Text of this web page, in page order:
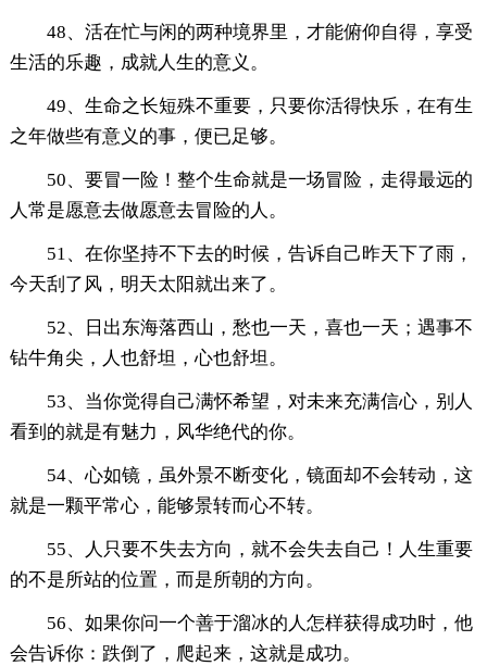
48、活在忙与闲的两种境界里，才能俯仰自得，享受
生活的乐趣，成就人生的意义。
49、生命之长短殊不重要，只要你活得快乐，在有生
之年做些有意义的事，便已足够。
50、要冒一险！整个生命就是一场冒险，走得最远的
人常是愿意去做愿意去冒险的人。
51、在你坚持不下去的时候，告诉自己昨天下了雨，
今天刮了风，明天太阳就出来了。
52、日出东海落西山，愁也一天，喜也一天；遇事不
钻牛角尖，人也舒坦，心也舒坦。
53、当你觉得自己满怀希望，对未来充满信心，别人
看到的就是有魅力，风华绝代的你。
54、心如镜，虽外景不断变化，镜面却不会转动，这
就是一颗平常心，能够景转而心不转。
55、人只要不失去方向，就不会失去自己！人生重要
的不是所站的位置，而是所朝的方向。
56、如果你问一个善于溜冰的人怎样获得成功时，他
会告诉你：跌倒了，爬起来，这就是成功。